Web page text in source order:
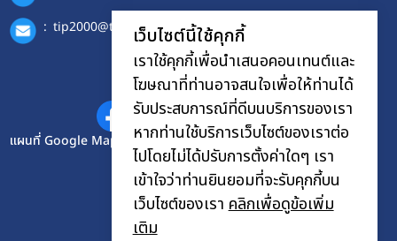
: tip2000@tonginter.com
ติดต่อเรา
แผนที่ Google Maps
เว็บไซต์นี้ใช้คุกกี้
เราใช้คุกกี้เพื่อนำเสนอคอนเทนต์และ
โฆษณาที่ท่านอาจสนใจเพื่อให้ท่านได้
รับประสบการณ์ที่ดีบนบริการของเรา
หากท่านใช้บริการเว็บไซต์ของเราต่อ
ไปโดยไม่ได้ปรับการตั้งค่าใดๆ เรา
เข้าใจว่าท่านยินยอมที่จะรับคุกกี้บน
เว็บไซต์ของเราคลิกเพื่อดูข้อเพิ่ม
เติม